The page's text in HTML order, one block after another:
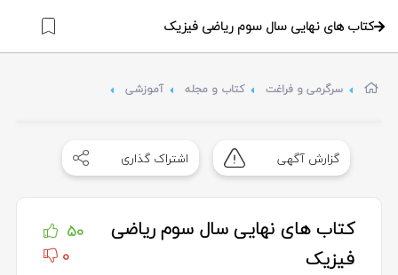
کتاب های نهایی سال سوم ریاضی فیزیک
سرگرمی و فراغت کتاب و مجله آموزشی
گزارش آگهی اشتراک گذاری
کتاب های نهایی سال سوم ریاضی
فیزیک
50
0